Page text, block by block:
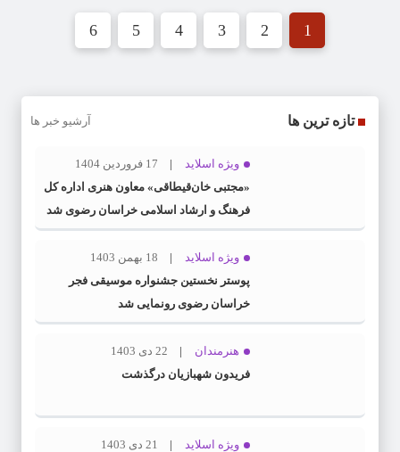
1
2
3
4
5
6
تازه ترین ها آرشیو خبر ها
ویژه اسلاید
17 فروردین 1404
«مجتبی خان‌قیطاقی» معاون هنری اداره کل
فرهنگ و ارشاد اسلامی خراسان رضوی شد
ویژه اسلاید
18 بهمن 1403
پوستر نخستین جشنواره موسیقی فجر
خراسان رضوی رونمایی شد
هنرمندان
22 دی 1403
فریدون شهبازیان درگذشت
ویژه اسلاید
21 دی 1403